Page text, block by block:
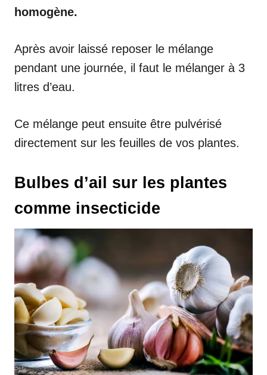
homogène.
Après avoir laissé reposer le mélange
pendant une journée, il faut le mélanger à 3
litres d’eau.
Ce mélange peut ensuite être pulvérisé
directement sur les feuilles de vos plantes.
Bulbes d’ail sur les plantes
comme insecticide